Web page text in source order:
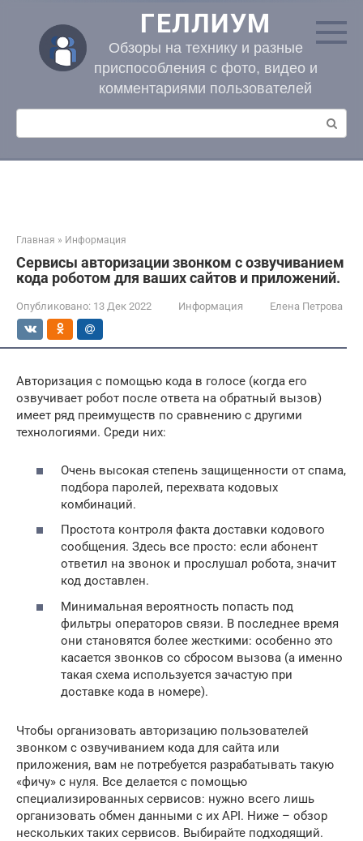
контенту
ГЕЛЛИУМ
Обзоры на технику и разные
приспособления с фото, видео и
комментариями пользователей
Поиск:
Главная » Информация
Сервисы авторизации звонком с озвучиванием
кода роботом для ваших сайтов и приложений.
Опубликовано: 13 Дек 2022 Информация Елена Петрова
Авторизация с помощью кода в голосе (когда его
озвучивает робот после ответа на обратный вызов)
имеет ряд преимуществ по сравнению с другими
технологиями. Среди них:
Очень высокая степень защищенности от спама,
подбора паролей, перехвата кодовых
комбинаций.
Простота контроля факта доставки кодового
сообщения. Здесь все просто: если абонент
ответил на звонок и прослушал робота, значит
код доставлен.
Минимальная вероятность попасть под
фильтры операторов связи. В последнее время
они становятся более жесткими: особенно это
касается звонков со сбросом вызова (а именно
такая схема используется зачастую при
доставке кода в номере).
Чтобы организовать авторизацию пользователей
звонком с озвучиванием кода для сайта или
приложения, вам не потребуется разрабатывать такую
«фичу» с нуля. Все делается с помощью
специализированных сервисов: нужно всего лишь
организовать обмен данными с их API. Ниже – обзор
нескольких таких сервисов. Выбирайте подходящий.